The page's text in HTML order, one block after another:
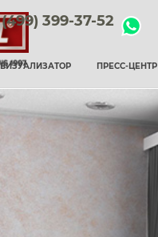
399-37-52
ВИЗУАЛИЗАТОР ПРЕСС-ЦЕНТР